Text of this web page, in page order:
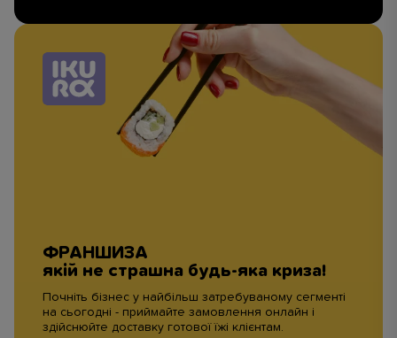
ФРАНШИЗА
якій не страшна будь-яка криза!
Почніть бізнес у найбільш затребуваному сегменті
на сьогодні - приймайте замовлення онлайн і
здійснюйте доставку готової їжі клієнтам.